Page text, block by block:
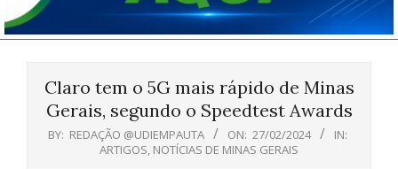
Claro tem o 5G mais rápido de Minas
Gerais, segundo o Speedtest Awards
BY: REDAÇÃO @UDIEMPAUTA ON: 27/02/2024
IN:
ARTIGOS, NOTÍCIAS DE MINAS GERAIS